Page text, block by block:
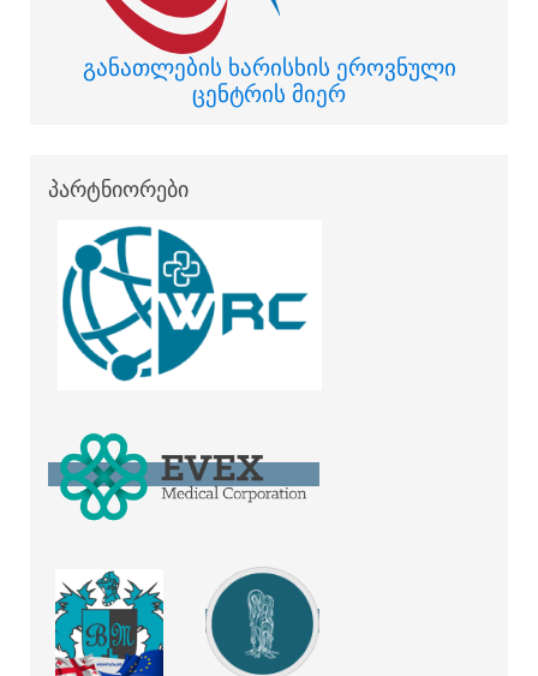
განათლების ხარისხის ეროვნული
ცენტრის მიერ
პარტნიორები